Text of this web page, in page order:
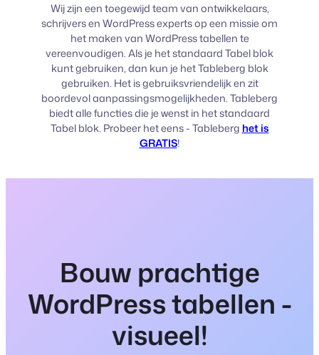
Wij zijn een toegewijd team van ontwikkelaars,
schrijvers en WordPress experts op een missie om
het maken van WordPress tabellen te
vereenvoudigen. Als je het standaard Tabel blok
kunt gebruiken, dan kun je het Tableberg blok
gebruiken. Het is gebruiksvriendelijk en zit
boordevol aanpassingsmogelijkheden. Tableberg
biedt alle functies die je wenst in het standaard
Tabel blok. Probeer het eens - Tableberg het is
GRATIS!
Bouw prachtige
WordPress tabellen -
visueel!